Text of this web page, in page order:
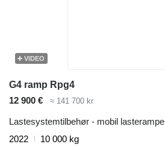
VIDEO
G4 ramp Rpg4
12 900 €
≈ 141 700 kr
Lastesystemtilbehør - mobil lasterampe
2022
10 000 kg